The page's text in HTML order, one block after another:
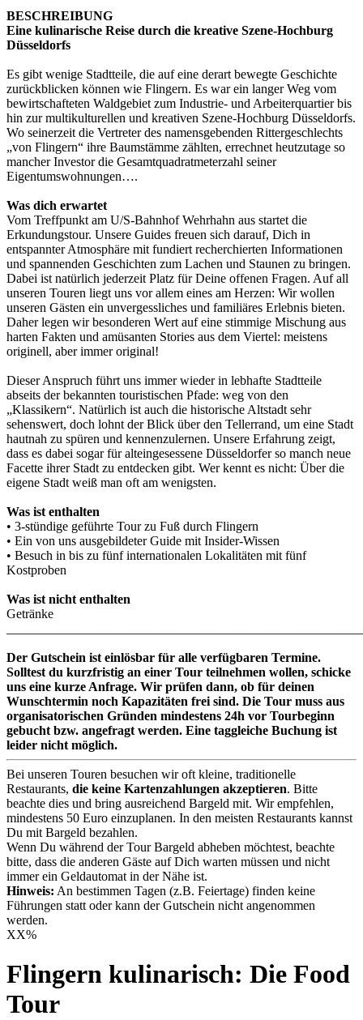
BESCHREIBUNG
Eine kulinarische Reise durch die kreative Szene-Hochburg
Düsseldorfs
Es gibt wenige Stadtteile, die auf eine derart bewegte Geschichte
zurückblicken können wie Flingern. Es war ein langer Weg vom
bewirtschafteten Waldgebiet zum Industrie- und Arbeiterquartier bis
hin zur multikulturellen und kreativen Szene-Hochburg Düsseldorfs.
Wo seinerzeit die Vertreter des namensgebenden Rittergeschlechts
„von Flingern“ ihre Baumstämme zählten, errechnet heutzutage so
mancher Investor die Gesamtquadratmeterzahl seiner
Eigentumswohnungen….
Was dich erwartet
Vom Treffpunkt am U/S-Bahnhof Wehrhahn aus startet die
Erkundungstour. Unsere Guides freuen sich darauf, Dich in
entspannter Atmosphäre mit fundiert recherchierten Informationen
und spannenden Geschichten zum Lachen und Staunen zu bringen.
Dabei ist natürlich jederzeit Platz für Deine offenen Fragen. Auf all
unseren Touren liegt uns vor allem eines am Herzen: Wir wollen
unseren Gästen ein unvergessliches und familiäres Erlebnis bieten.
Daher legen wir besonderen Wert auf eine stimmige Mischung aus
harten Fakten und amüsanten Stories aus dem Viertel: meistens
originell, aber immer original!
Dieser Anspruch führt uns immer wieder in lebhafte Stadtteile
abseits der bekannten touristischen Pfade: weg von den
„Klassikern“. Natürlich ist auch die historische Altstadt sehr
sehenswert, doch lohnt der Blick über den Tellerrand, um eine Stadt
hautnah zu spüren und kennenzulernen. Unsere Erfahrung zeigt,
dass es dabei sogar für alteingesessene Düsseldorfer so manch neue
Facette ihrer Stadt zu entdecken gibt. Wer kennt es nicht: Über die
eigene Stadt weiß man oft am wenigsten.
Was ist enthalten
• 3-stündige geführte Tour zu Fuß durch Flingern
• Ein von uns ausgebildeter Guide mit Insider-Wissen
• Besuch in bis zu fünf internationalen Lokalitäten mit fünf
Kostproben
Was ist nicht enthalten
Getränke
Der Gutschein ist einlösbar für alle verfügbaren Termine.
Solltest du kurzfristig an einer Tour teilnehmen wollen, schicke
uns eine kurze Anfrage. Wir prüfen dann, ob für deinen
Wunschtermin noch Kapazitäten frei sind. Die Tour muss aus
organisatorischen Gründen mindestens 24h vor Tourbeginn
gebucht bzw. angefragt werden. Eine taggleiche Buchung ist
leider nicht möglich.
Bei unseren Touren besuchen wir oft kleine, traditionelle
Restaurants, die keine Kartenzahlungen akzeptieren. Bitte
beachte dies und bring ausreichend Bargeld mit. Wir empfehlen,
mindestens 50 Euro einzuplanen. In den meisten Restaurants kannst
Du mit Bargeld bezahlen.
Wenn Du während der Tour Bargeld abheben möchtest, beachte
bitte, dass die anderen Gäste auf Dich warten müssen und nicht
immer ein Geldautomat in der Nähe ist.
Hinweis: An bestimmen Tagen (z.B. Feiertage) finden keine
Führungen statt oder kann der Gutschein nicht angenommen
werden.
XX%
Flingern kulinarisch: Die Food
Tour